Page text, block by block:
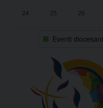
24 25 26
Eventi diocesani